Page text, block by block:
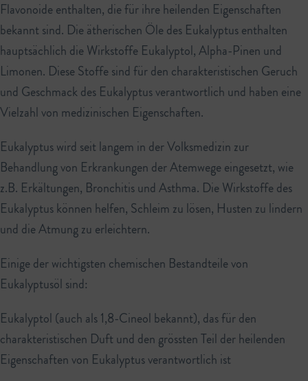
Flavonoide enthalten, die für ihre heilenden Eigenschaften
bekannt sind. Die ätherischen Öle des Eukalyptus enthalten
hauptsächlich die Wirkstoffe Eukalyptol, Alpha-Pinen und
Limonen. Diese Stoffe sind für den charakteristischen Geruch
und Geschmack des Eukalyptus verantwortlich und haben eine
Vielzahl von medizinischen Eigenschaften.
Eukalyptus wird seit langem in der Volksmedizin zur
Behandlung von Erkrankungen der Atemwege eingesetzt, wie
z.B. Erkältungen, Bronchitis und Asthma. Die Wirkstoffe des
Eukalyptus können helfen, Schleim zu lösen, Husten zu lindern
und die Atmung zu erleichtern.
Einige der wichtigsten chemischen Bestandteile von
Eukalyptusöl sind:
Eukalyptol (auch als 1,8-Cineol bekannt), das für den
charakteristischen Duft und den grössten Teil der heilenden
Eigenschaften von Eukalyptus verantwortlich ist